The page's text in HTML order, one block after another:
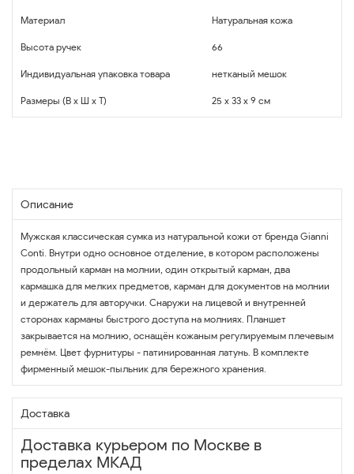
Материал Натуральная кожа
Высота ручек 66
Индивидуальная упаковка товара нетканый мешок
Размеры (В x Ш x Т) 25 x 33 x 9 см
Описание
Мужская классическая сумка из натуральной кожи от бренда Gianni
Conti. Внутри одно основное отделение, в котором расположены
продольный карман на молнии, один открытый карман, два
кармашка для мелких предметов, карман для документов на молнии
и держатель для авторучки. Снаружи на лицевой и внутренней
сторонах карманы быстрого доступа на молниях. Планшет
закрывается на молнию, оснащён кожаным регулируемым плечевым
ремнём. Цвет фурнитуры - патинированная латунь. В комплекте
фирменный мешок-пыльник для бережного хранения.
Доставка
Доставка курьером по Москве в
пределах МКАД